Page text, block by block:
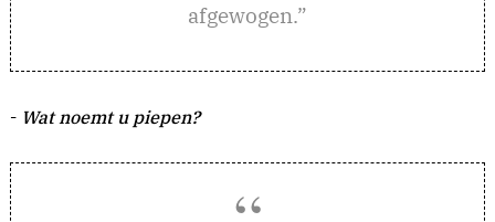
afgewogen.”
- Wat noemt u piepen?